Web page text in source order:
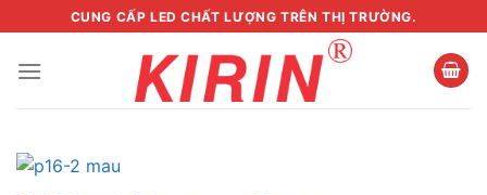
to
content
CUNG CẤP LED CHẤT LƯỢNG TRÊN THỊ TRƯỜNG.